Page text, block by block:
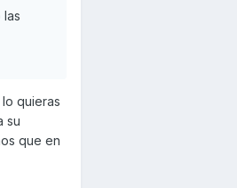
quieras
su
que en